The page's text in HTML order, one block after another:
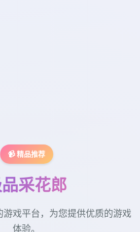
📹 精品推荐
采花郎
戏平台，为您提供优质的游戏
体验。